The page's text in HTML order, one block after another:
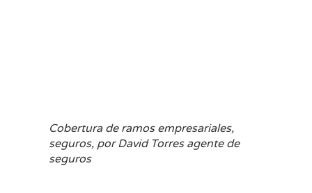
Cobertura de ramos empresariales,
seguros, por David Torres agente de
seguros